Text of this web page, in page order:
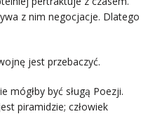
z nim negocjacje. Dlatego
jest przebaczyć.
mógłby być sługą Poezji.
piramidzie; człowiek